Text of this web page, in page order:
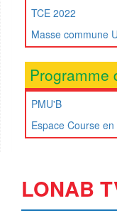
TCE 2022
Masse commune
Programme
PMU'B
Espace Course
LONAB